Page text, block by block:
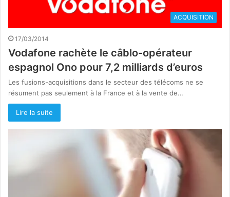
ACQUISITION
17/03/2014
Vodafone rachète le câblo-opérateur
espagnol Ono pour 7,2 milliards d’euros
Les fusions-acquisitions dans le secteur des télécoms ne se
résument pas seulement à la France et à la vente de…
Lire la suite